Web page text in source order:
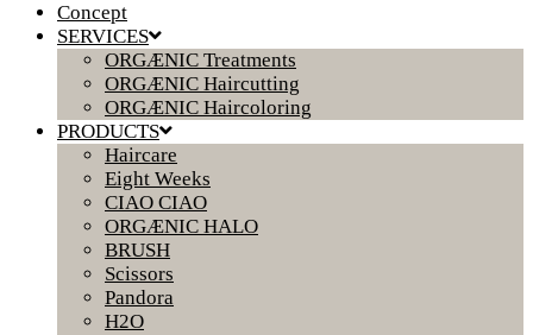
Concept
SERVICES
ORGÆNIC Treatments
ORGÆNIC Haircutting
ORGÆNIC Haircoloring
PRODUCTS
Haircare
Eight Weeks
CIAO CIAO
ORGÆNIC HALO
BRUSH
Scissors
Pandora
H2O